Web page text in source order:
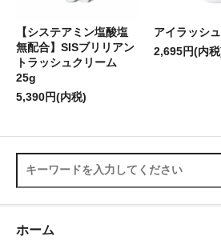
【システアミン塩酸塩
無配合】SISブリリアン
トラッシュクリーム
25g
5,390円(内税)
アイラッシ
2,695円(内
ホーム